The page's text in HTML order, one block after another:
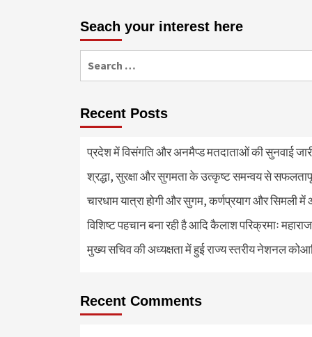
Seach your interest here
Recent Posts
प्रदेश में विसंगति और अनमैप्ड मतदाताओं की सुनवाई
श्रद्धा, सुरक्षा और सुगमता के उत्कृष्ट समन्वय से
चारधाम यात्रा होगी और सुगम, कर्णप्रयाग और सिमली
विशिष्ट पहचान बना रही है आदि कैलाश परिक्रमाः महाराज
मुख्य सचिव की अध्यक्षता में हुई राज्य स्तरीय नेशनल
Recent Comments